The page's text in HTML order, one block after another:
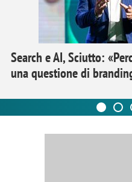
Search e AI, Sciutto:
una questione di